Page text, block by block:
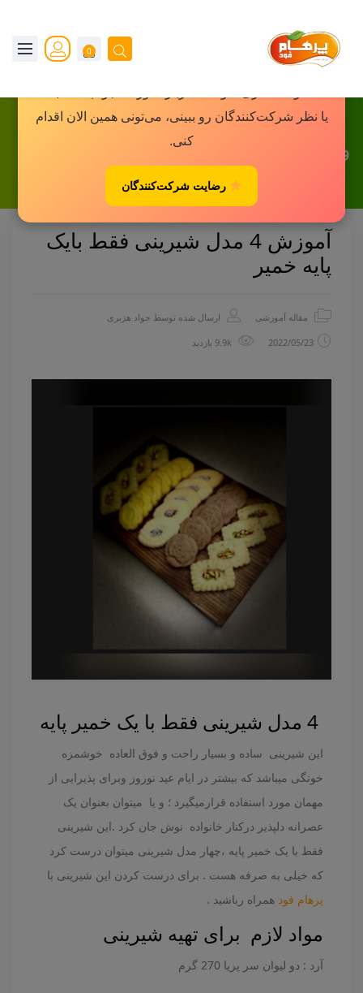
0
وبلاگ
آموزش 4 مدل شیرینی فقط بایک
پایه خمیر
مقاله آموزشی ارسال شده توسط جواد هژبری
2022/05/23
× یه پیشنهاد کوچک برای شما!
یا نظر شرکت‌کنندگان رو ببینی، می‌تونی همین الان اقدام
کنی.
رضایت شرکت‌کنندگان
این شیرینی ساده و بسیار راحت و فوق العاده خوشمزه
خونگی میباشد که بیشتر در ایام عید نوروز وبرای پذیرایی از
مهمان مورد استفاده قرارمیگیرد ؛ و یا میتوان بعنوان یک
عصرانه دلپذیر درکنار خانواده نوش جان کرد .این شیرینی
فقط با یک خمیر پایه ،چهار مدل شیرینی میتوان درست کرد
که خیلی به صرفه هست . برای درست کردن این شیرینی با
پرهام فود همراه رباشید .
مواد لازم برای تهیه شیرینی
آرد : دو لیوان سر پریا 270 گرم